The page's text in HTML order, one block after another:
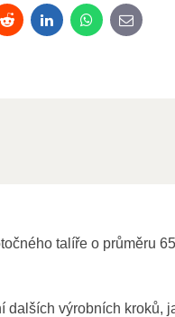
RedditLinkedInWhatsApp
E-mail
talíře o průměru
dalších výrobních kroků,